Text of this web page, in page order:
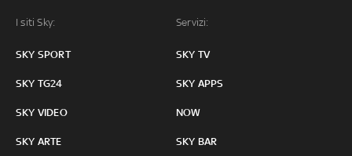
I siti Sky:
SKY SPORT
SKY TG24
SKY VIDEO
SKY ARTE
Servizi:
SKY TV
SKY APPS
NOW
SKY BAR